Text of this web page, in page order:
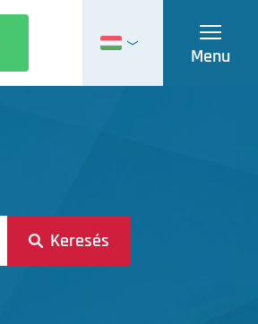
Italiano
Menu
Keresés